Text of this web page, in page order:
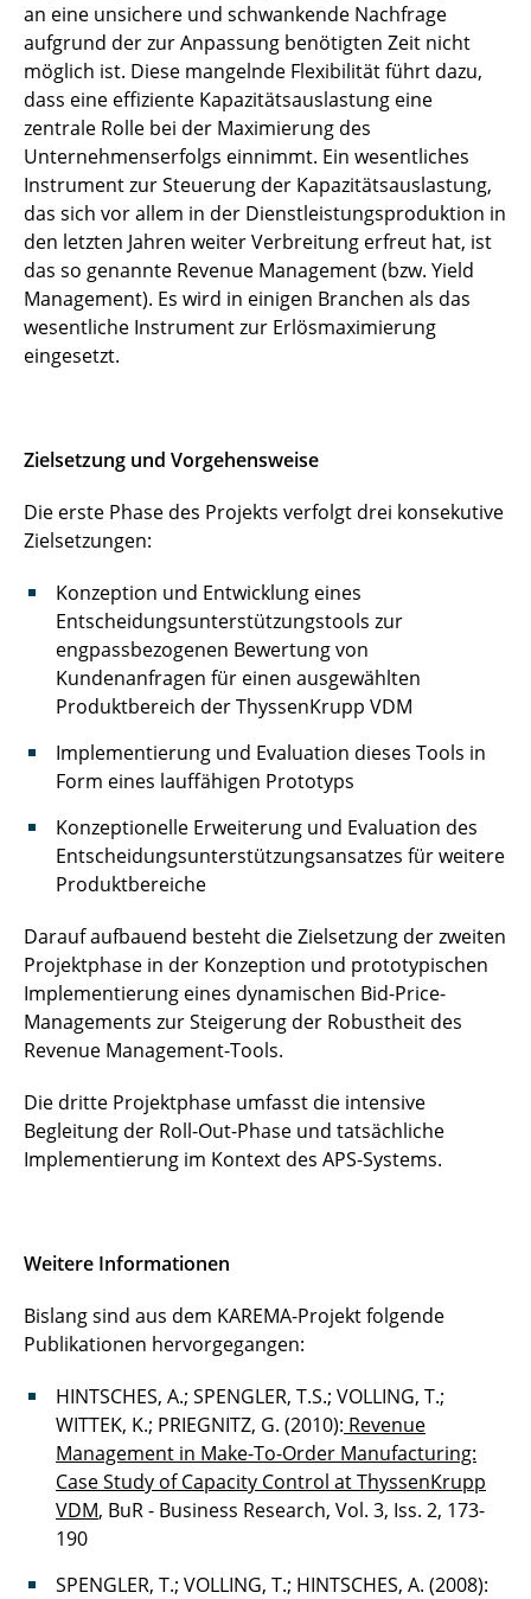
an eine unsichere und schwankende Nachfrage
aufgrund der zur Anpassung benötigten Zeit nicht
möglich ist. Diese mangelnde Flexibilität führt dazu,
dass eine effiziente Kapazitätsauslastung eine
zentrale Rolle bei der Maximierung des
Unternehmenserfolgs einnimmt. Ein wesentliches
Instrument zur Steuerung der Kapazitätsauslastung,
das sich vor allem in der Dienstleistungsproduktion in
den letzten Jahren weiter Verbreitung erfreut hat, ist
das so genannte Revenue Management (bzw. Yield
Management). Es wird in einigen Branchen als das
wesentliche Instrument zur Erlösmaximierung
eingesetzt.
Zielsetzung und Vorgehensweise
Die erste Phase des Projekts verfolgt drei konsekutive
Zielsetzungen:
Konzeption und Entwicklung eines
Entscheidungsunterstützungstools zur
engpassbezogenen Bewertung von
Kundenanfragen für einen ausgewählten
Produktbereich der ThyssenKrupp VDM
Implementierung und Evaluation dieses Tools in
Form eines lauffähigen Prototyps
Konzeptionelle Erweiterung und Evaluation des
Entscheidungsunterstützungsansatzes für weitere
Produktbereiche
Darauf aufbauend besteht die Zielsetzung der zweiten
Projektphase in der Konzeption und prototypischen
Implementierung eines dynamischen Bid-Price-
Managements zur Steigerung der Robustheit des
Revenue Management-Tools.
Die dritte Projektphase umfasst die intensive
Begleitung der Roll-Out-Phase und tatsächliche
Implementierung im Kontext des APS-Systems.
Weitere Informationen
Bislang sind aus dem KAREMA-Projekt folgende
Publikationen hervorgegangen:
HINTSCHES, A.; SPENGLER, T.S.; VOLLING, T.;
WITTEK, K.; PRIEGNITZ, G. (2010): Revenue
Management in Make-To-Order Manufacturing:
Case Study of Capacity Control at ThyssenKrupp
VDM, BuR - Business Research, Vol. 3, Iss. 2, 173-
190
SPENGLER, T.; VOLLING, T.; HINTSCHES, A. (2008):